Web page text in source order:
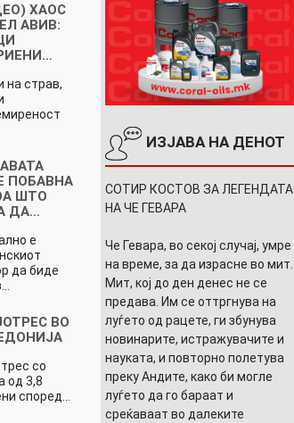
ХАОС
АВИВ:
на страв,
ПОБАВНА
ШТО
ДА…
е
да биде
ВО
со
од 3,8
според…
ИЗЈАВА НА ДЕНОТ
СОТИР КОСТОВ ЗА ЛЕГЕНДАТА
НА ЧЕ ГЕВАРА
Че Гевара, во секој случај, умре
на време, за да израсне во мит.
Мит, кој до ден денес не се
предава. Им се оттргнува на
луѓето од рацете, ги збунува
новинарите, истражувачите и
науката, и повторно полетува
преку Андите, како би могле
луѓето да го бараат и
среќаваат во далеките